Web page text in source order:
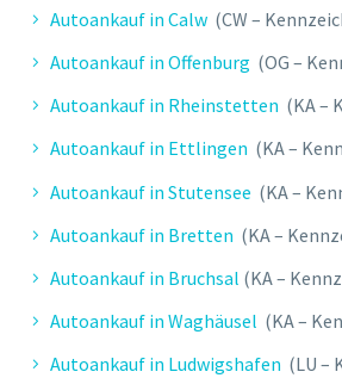
Autoankauf in Calw (CW –
Autoankauf in Offenburg (OG –
Autoankauf in Rheinstetten (KA –
Autoankauf in Ettlingen (KA –
Autoankauf in Stutensee (KA –
Autoankauf in Bretten (KA –
Autoankauf in Bruchsal (KA –
Autoankauf in Waghäusel (KA –
Autoankauf in Ludwigshafen (LU –